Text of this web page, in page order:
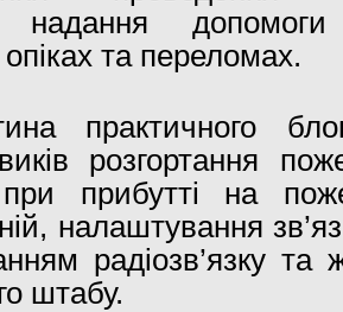
надання
та переломах.
практичного
розгортання
при прибутті на
налаштування
радіозв’язку та
штабу.